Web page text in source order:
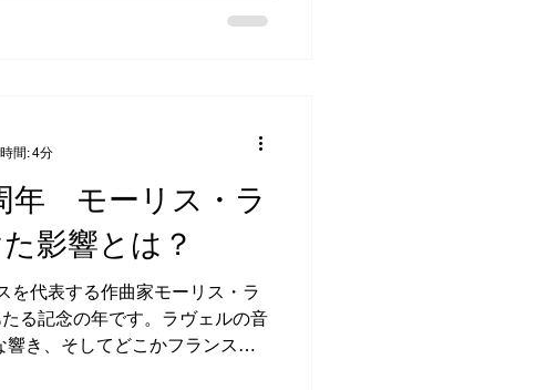
年 モーリス・ラ
影響とは？
を代表する作曲家モーリス・ラ
る記念の年です。ラヴェルの音
き、そしてどこかフランスの
間: 4分